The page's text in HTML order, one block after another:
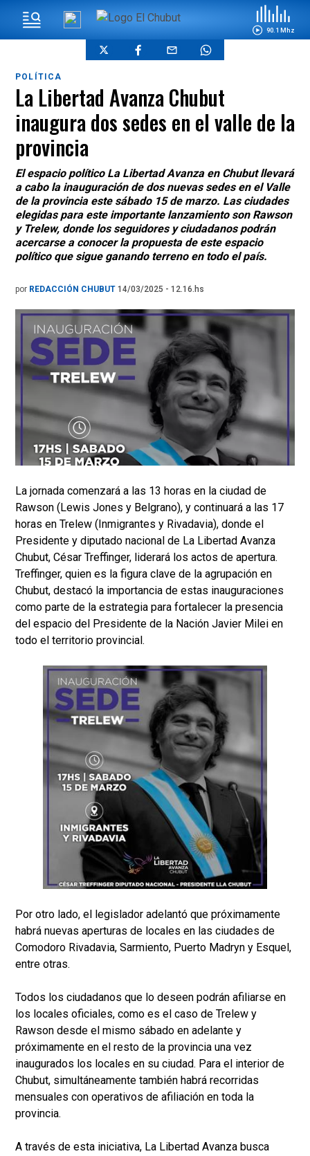
90.1 Mhz
POLÍTICA
La Libertad Avanza Chubut
inaugura dos sedes en el valle de la
provincia
El espacio político La Libertad Avanza en Chubut llevará
a cabo la inauguración de dos nuevas sedes en el Valle
de la provincia este sábado 15 de marzo. Las ciudades
elegidas para este importante lanzamiento son Rawson
y Trelew, donde los seguidores y ciudadanos podrán
acercarse a conocer la propuesta de este espacio
político que sigue ganando terreno en todo el país.
por REDACCIÓN CHUBUT 14/03/2025 - 12.16.hs
La jornada comenzará a las 13 horas en la ciudad de
Rawson (Lewis Jones y Belgrano), y continuará a las 17
horas en Trelew (Inmigrantes y Rivadavia), donde el
Presidente y diputado nacional de La Libertad Avanza
Chubut, César Treffinger, liderará los actos de apertura.
Treffinger, quien es la figura clave de la agrupación en
Chubut, destacó la importancia de estas inauguraciones
como parte de la estrategia para fortalecer la presencia
del espacio del Presidente de la Nación Javier Milei en
todo el territorio provincial.
Por otro lado, el legislador adelantó que próximamente
habrá nuevas aperturas de locales en las ciudades de
Comodoro Rivadavia, Sarmiento, Puerto Madryn y Esquel,
entre otras.
Todos los ciudadanos que lo deseen podrán afiliarse en
los locales oficiales, como es el caso de Trelew y
Rawson desde el mismo sábado en adelante y
próximamente en el resto de la provincia una vez
inaugurados los locales en su ciudad. Para el interior de
Chubut, simultáneamente también habrá recorridas
mensuales con operativos de afiliación en toda la
provincia.
A través de esta iniciativa, La Libertad Avanza busca